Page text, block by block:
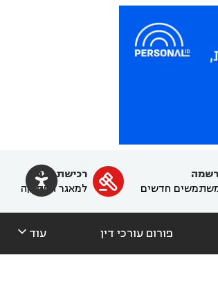

חדשים

רכישת מנוי
למאגר הפסיקה
פורום עורכי דין עוד 